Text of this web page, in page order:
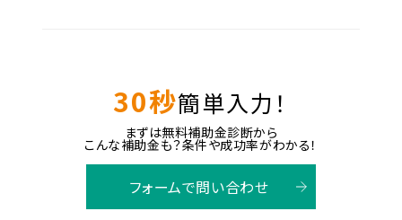
30秒簡単入力！
まずは無料補助金診断から
こんな補助金も？条件や成功率がわかる！
フォームで問い合わせ